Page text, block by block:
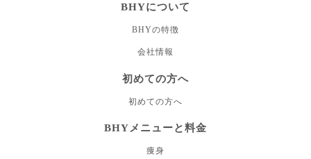
BHYについて
BHYの特徴
会社情報
初めての方へ
初めての方へ
BHYメニューと料金
痩身